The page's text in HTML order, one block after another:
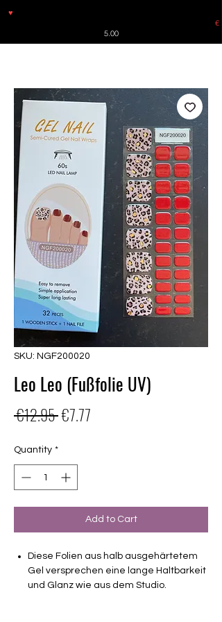
♥
€
5.00
SKU: NGF200020
Leo Leo (Fußfolie UV)
€12.95 Regular
€7.77
Quantity *
Add to Cart
Diese Folien aus halb ausgehärtetem
Gel versprechen eine lange Haltbarkeit
und Glanz wie aus dem Studio.